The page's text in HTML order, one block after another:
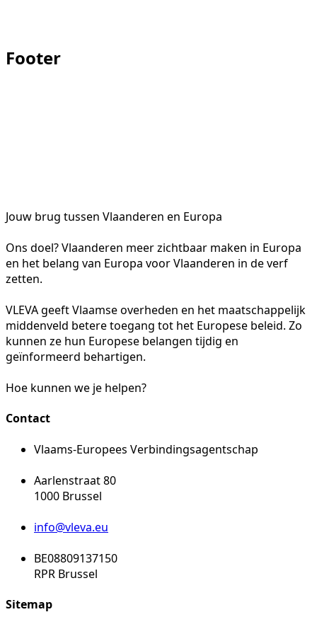
Footer
Jouw brug tussen Vlaanderen en Europa
Ons doel? Vlaanderen meer zichtbaar maken in Europa
en het belang van Europa voor Vlaanderen in de verf
zetten.
VLEVA geeft Vlaamse overheden en het maatschappelijk
middenveld betere toegang tot het Europese beleid. Zo
kunnen ze hun Europese belangen tijdig en
geïnformeerd behartigen.
Hoe kunnen we je helpen?
Contact
Vlaams-Europees Verbindingsagentschap
Aarlenstraat 80
1000 Brussel
info@vleva.eu
BE08809137150
RPR Brussel
Sitemap